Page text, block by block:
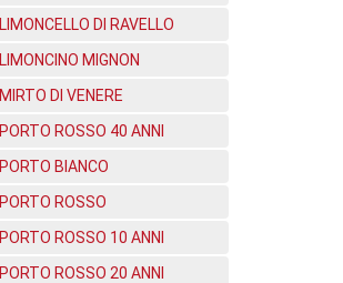
LIMONCELLO DI RAVELLO
LIMONCINO MIGNON
MIRTO DI VENERE
PORTO ROSSO 40 ANNI
PORTO BIANCO
PORTO ROSSO
PORTO ROSSO 10 ANNI
PORTO ROSSO 20 ANNI